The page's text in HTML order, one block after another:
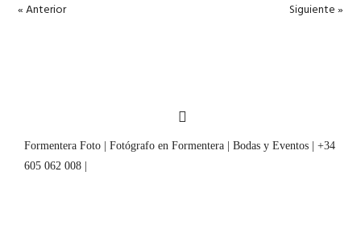
« Anterior Siguiente »
Formentera Foto | Fotógrafo en Formentera | Bodas y Eventos | +34
605 062 008 |